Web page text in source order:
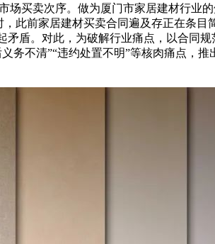
买卖次序。做为厦门市家居建材行业
此前家居建材买卖合同遍及存正在条
盾。对此，为破解行业痛点，以合同
务不清”“违约处置不明”等核肉痛点，